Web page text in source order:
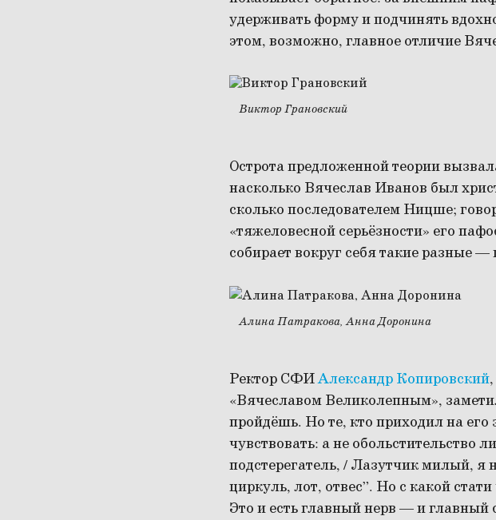
удерживать форму и подчинять
этом, возможно, главное отличие
Виктор Грановский
Острота предложенной теории
насколько Вячеслав Иванов был
сколько последователем Ницше;
«тяжеловесной серьёзности» его
собирает вокруг себя такие разные
Алина Патракова, Анна Доронина
Ректор СФИАлександр Копировский
«Вячеславом Великолепным»,
пройдёшь. Но те, кто приходил на
чувствовать: а не обольстительство
подстерегатель, / Лазутчик милый, я
циркуль, лот, отвес”. Но с какой
Это и есть главный нерв — и главный